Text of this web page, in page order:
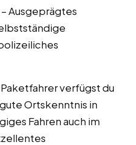
Ausgeprägtes
verfügst du
Ortskenntnis in
Fahren auch im